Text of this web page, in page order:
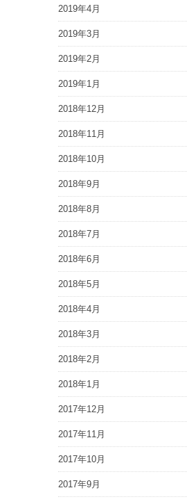
2019年4月
2019年3月
2019年2月
2019年1月
2018年12月
2018年11月
2018年10月
2018年9月
2018年8月
2018年7月
2018年6月
2018年5月
2018年4月
2018年3月
2018年2月
2018年1月
2017年12月
2017年11月
2017年10月
2017年9月